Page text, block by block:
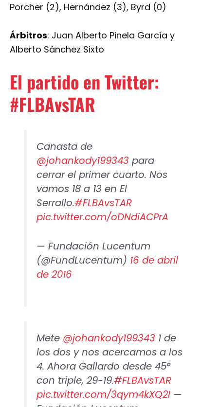
Porcher (2), Hernández (3), Byrd (0)
Árbitros: Juan Alberto Pinela García y
Alberto Sánchez Sixto
El partido en Twitter:
#FLBAvsTAR
Canasta de
@johankody199343 para
cerrar el primer cuarto. Nos
vamos 18 a 13 en El
Serrallo.#FLBAvsTAR
pic.twitter.com/oDNdiACPrA
— Fundación Lucentum
(@FundLucentum) 16 de abril
de 2016
Mete @johankody199343 1 de
los dos y nos acercamos a los
4. Ahora Gallardo desde 45°
con triple, 29-19.#FLBAvsTAR
pic.twitter.com/3qym4kXQ2I—